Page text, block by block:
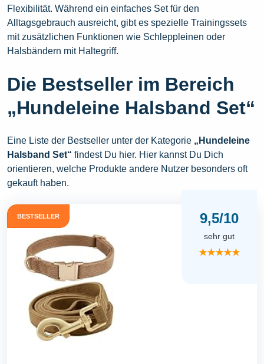
Flexibilität. Während ein einfaches Set für den
Alltagsgebrauch ausreicht, gibt es spezielle Trainingssets
mit zusätzlichen Funktionen wie Schleppleinen oder
Halsbändern mit Haltegriff.
Die Bestseller im Bereich
„Hundeleine Halsband Set“
Eine Liste der Bestseller unter der Kategorie „Hundeleine
Halsband Set“ findest Du hier. Hier kannst Du Dich
orientieren, welche Produkte andere Nutzer besonders oft
gekauft haben.
BESTSELLER 9,5/10
sehr gut
★★★★★